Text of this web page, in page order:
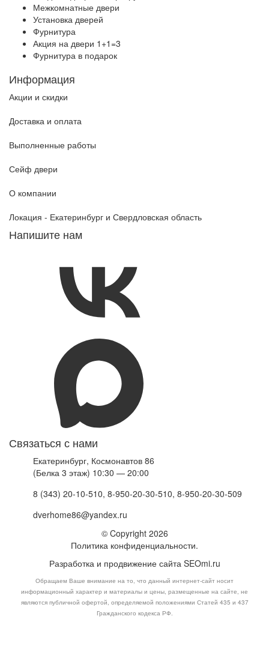
Межкомнатные двери
Установка дверей
Фурнитура
Акция на двери 1+1=3
Фурнитура в подарок
Информация
Акции и скидки
Доставка и оплата
Выполненные работы
Сейф двери
О компании
Локация - Екатеринбург и Свердловская область
Напишите нам
Связаться с нами
Екатеринбург, Космонавтов 86
(Белка 3 этаж) 10:30 — 20:00
8 (343) 20-10-510, 8-950-20-30-510, 8-950-20-30-509
dverhome86@yandex.ru
© Copyright 2026
Политика конфиденциальности.
Разработка и продвижение сайта SEOmi.ru
Обращаем Ваше внимание на то, что данный интернет-сайт носит
информационный характер и материалы и цены, размещенные на сайте, не
являются публичной офертой, определяемой положениями Статей 435 и 437
Гражданского кодекса РФ.